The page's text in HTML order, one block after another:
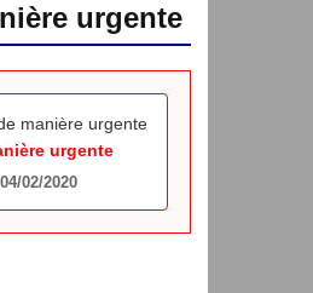
urgente
urgente
02/2020